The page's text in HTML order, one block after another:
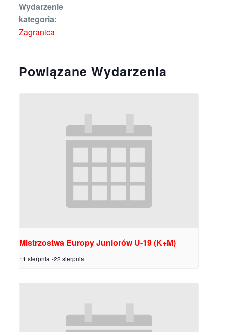
Wydarzenie
kategoria:
Zagranica
Powiązane Wydarzenia
Mistrzostwa Europy Juniorów U-19 (K+M)
11 sierpnia -22 sierpnia